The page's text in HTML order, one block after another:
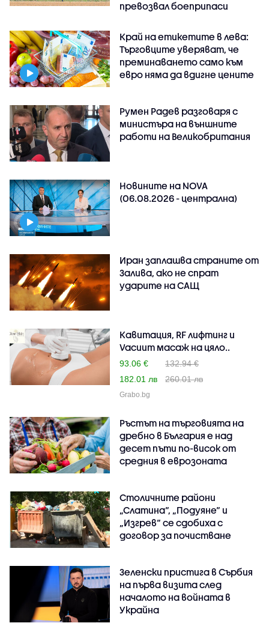
превозвал боеприпаси
Край на етикетите в лева:
Търговците уверяват, че
преминаването само към
евро няма да вдигне цените
Румен Радев разговаря с
министъра на външните
работи на Великобритания
Новините на NOVA
(06.08.2026 - централна)
Иран заплашва страните от
Залива, ако не спрат
ударите на САЩ
Кавитация, RF лифтинг и
Vacuum масаж на цяло..
93.06 €
132.94 €
182.01 лв
260.01 лв
Grabo.bg
Ръстът на търговията на
дребно в България е над
десет пъти по-висок от
средния в еврозоната
Столичните райони
„Слатина“, „Подуяне“ и
„Изгрев“ се сдобиха с
договор за почистване
Зеленски пристига в Сърбия
на първа визита след
началото на войната в
Украйна